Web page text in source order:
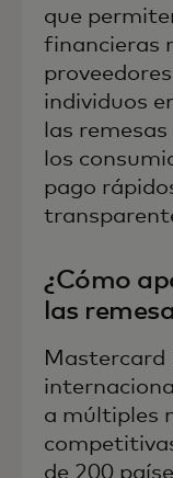
que
financieras
individuos
las
los
pago
¿Cómo
las
Mastercard
a múltiples
de 200